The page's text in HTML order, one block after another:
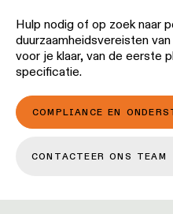
Hulp nodig of op zoek naar
duurzaamheidsvereisten
voor je klaar, van de eerste
specificatie.
COMPLIANCE EN
CONTACTEER ONS TEAM